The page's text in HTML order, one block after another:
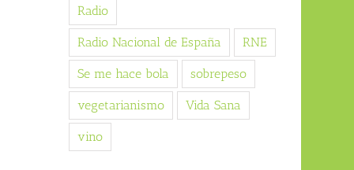
Radio
Radio Nacional de España RNE
Se me hace bola sobrepeso
vegetarianismo Vida Sana
vino